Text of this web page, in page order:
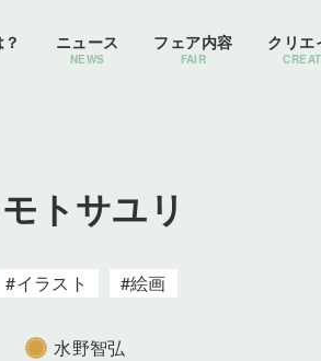
ニュース
NEWS
フェア内容
FAIR
クリエ
トサユリ
イラスト 絵画
水野智弘